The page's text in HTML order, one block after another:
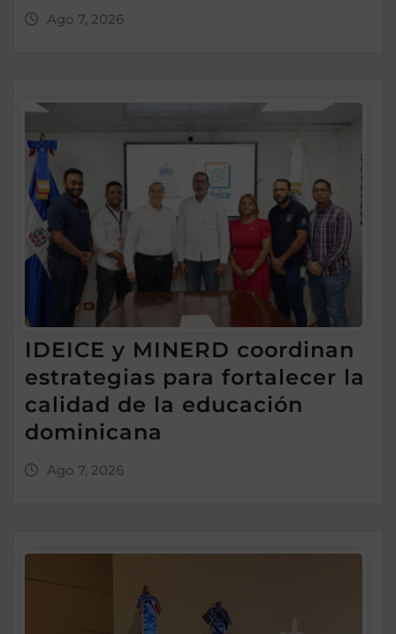
Ago 7, 2026
IDEICE y MINERD coordinan
estrategias para fortalecer la
calidad de la educación
dominicana
Ago 7, 2026